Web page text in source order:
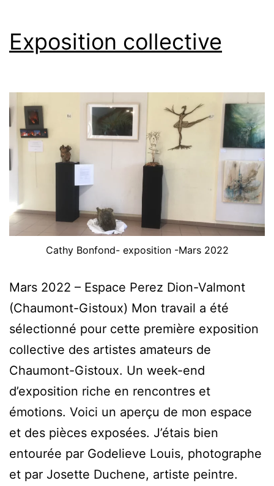
Exposition collective
Cathy Bonfond- exposition -Mars 2022
Mars 2022 – Espace Perez Dion-Valmont
(Chaumont-Gistoux) Mon travail a été
sélectionné pour cette première exposition
collective des artistes amateurs de
Chaumont-Gistoux. Un week-end
d’exposition riche en rencontres et
émotions. Voici un aperçu de mon espace
et des pièces exposées. J’étais bien
entourée par Godelieve Louis, photographe
et par Josette Duchene, artiste peintre.